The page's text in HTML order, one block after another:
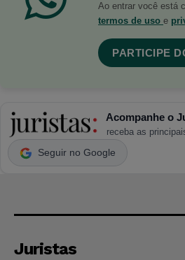
Ao entrar você está
termos de uso e
PARTICIPE
Acompanhe o
receba as
Seguir no Google
Juristas